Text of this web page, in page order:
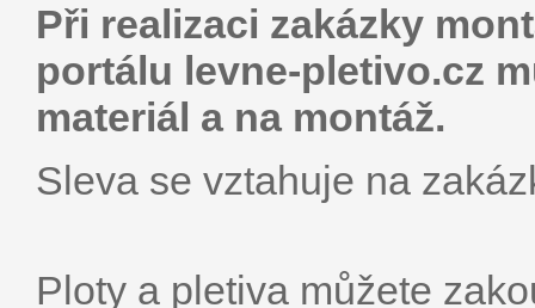
Při realizaci zakázky
portálu levne-pletivo.cz
materiál a na montáž.
Sleva se vztahuje na
Ploty a pletiva můžete